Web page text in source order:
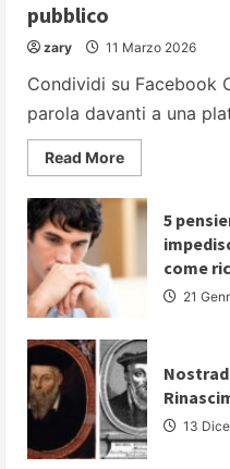
pubblico
zary 11 Marzo 2026
Condividi su Facebook
parola davanti a una
Read MoreRead
more
PARLARE
IN
PUBBLICO:
strategie
fondamentali
comunicare
autorevolezza
e
convincere
il
proprio
pubblico
5
come
21
13